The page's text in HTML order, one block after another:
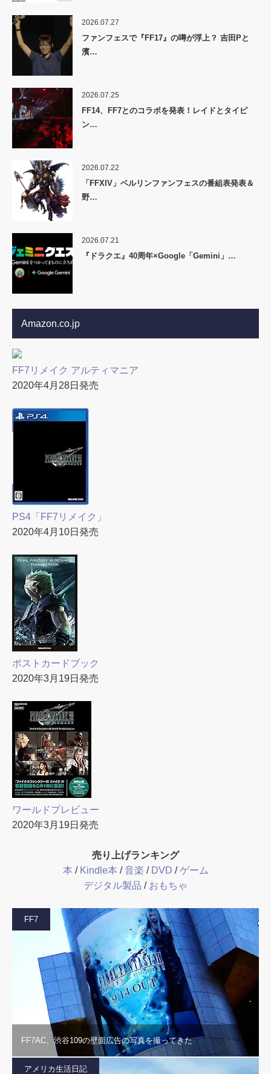
2026.07.27
ファンフェスで『FF17』の噂が浮上？ 吉田Pと
濱…
2026.07.25
FF14、FF7とのコラボを発表！レイドとタイピ
ン…
2026.07.22
「FFXIV」ベルリンファンフェスの番組表発表＆
野…
2026.07.21
『ドラクエ』40周年×Google「Gemini」…
Amazon.co.jp
FF7リメイク アルティマニア
2020年4月28日発売
PS4「FF7リメイク」
2020年4月10日発売
ポストカードブック
2020年3月19日発売
ワールドプレビュー
2020年3月19日発売
売り上げランキング
本 / Kindle本 /音楽 / DVD /ゲーム
デジタル製品 / おもちゃ
FF7
FF7AC、渋谷109の壁面広告の写真を撮ってきた
アメリカ生活日記